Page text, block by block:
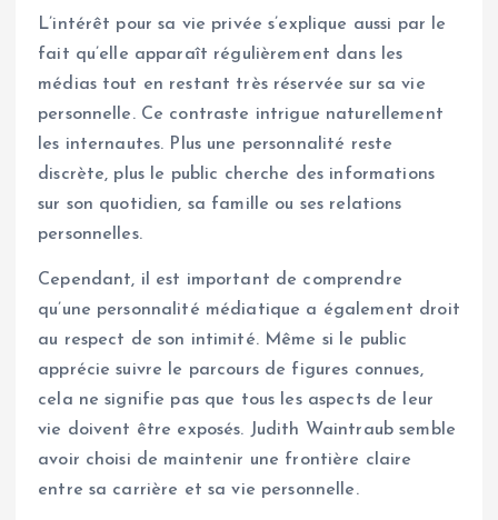
L’intérêt pour sa vie privée s’explique aussi par le
fait qu’elle apparaît régulièrement dans les
médias tout en restant très réservée sur sa vie
personnelle. Ce contraste intrigue naturellement
les internautes. Plus une personnalité reste
discrète, plus le public cherche des informations
sur son quotidien, sa famille ou ses relations
personnelles.
Cependant, il est important de comprendre
qu’une personnalité médiatique a également droit
au respect de son intimité. Même si le public
apprécie suivre le parcours de figures connues,
cela ne signifie pas que tous les aspects de leur
vie doivent être exposés. Judith Waintraub semble
avoir choisi de maintenir une frontière claire
entre sa carrière et sa vie personnelle.